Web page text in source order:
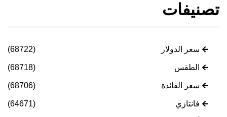
تصنيفات
سعر الدولار (68722)
الطقس (68718)
سعر الفائدة (68706)
فانتازي (64671)